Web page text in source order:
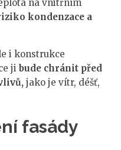
na vnitřním
kondenzace a
i konstrukce
ji bude chránit před
jako je vítr, déšť,
fasády